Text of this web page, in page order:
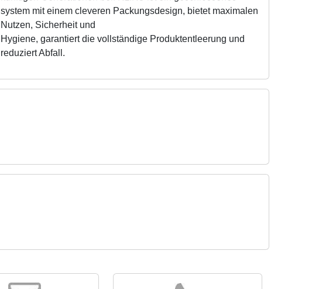
system mit einem cleveren Packungsdesign, bietet maximalen
Nutzen, Sicherheit und
Hygiene, garantiert die vollständige Produktentleerung und
reduziert Abfall.